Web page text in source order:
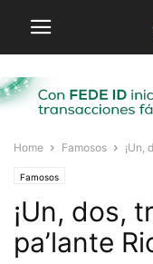
Home Famosos ¡Un,
Famosos
¡Un, dos,
pa’lante